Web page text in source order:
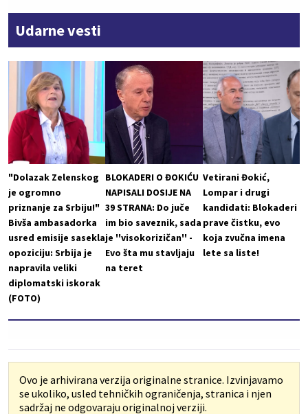
Udarne vesti
"Dolazak Zelenskog
je ogromno
priznanje za Srbiju!"
Bivša ambasadorka
usred emisije sasekla
opoziciju: Srbija je
napravila veliki
diplomatski iskorak
(FOTO)
BLOKADERI O ĐOKIĆU
NAPISALI DOSIJE NA
39 STRANA: Do juče
im bio saveznik, sada
je ''visokorizičan'' -
Evo šta mu stavljaju
na teret
Vetirani Đokić,
Lompar i drugi
kandidati: Blokaderi
prave čistku, evo
koja zvučna imena
lete sa liste!
Ovo je arhivirana verzija originalne stranice. Izvinjavamo
se ukoliko, usled tehničkih ograničenja, stranica i njen
sadržaj ne odgovaraju originalnoj verziji.